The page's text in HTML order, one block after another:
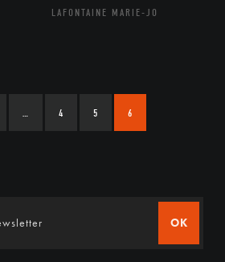
LAFONTAINE MARIE-JO
4 5 6
OK